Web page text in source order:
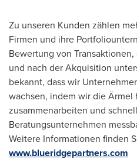
Zu unseren Kunden zählen
Firmen und ihre
Bewertung von
und nach der Akquisition
bekannt, dass wir
wachsen, indem wir die Ärmel
zusammenarbeiten und
Beratungsunternehmen
Weitere Informationen finden
www.blueridgepartners.com